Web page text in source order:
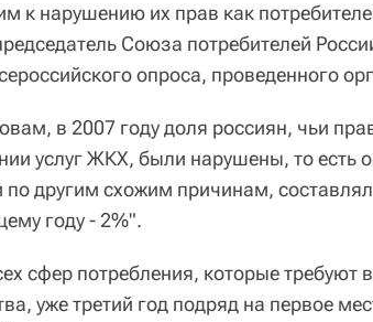
к нарушению их прав как
Союза потребителей
опроса, проведенного
в 2007 году доля россиян, чьи
услуг ЖКХ, были нарушены, то есть
по другим схожим причинам,
году - 2%".
сфер потребления, которые требуют
уже третий год подряд на первое